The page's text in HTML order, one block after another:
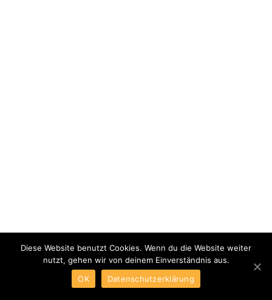
Diese Website benutzt Cookies. Wenn du die Website weiter
nutzt, gehen wir von deinem Einverständnis aus.
OK
Datenschutzerklärung